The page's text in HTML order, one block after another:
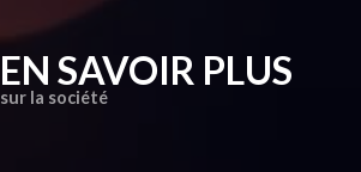
EN SAVOIR PLUS
sur la société